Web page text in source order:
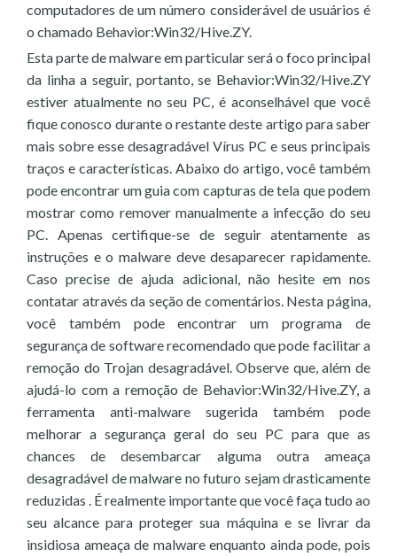
computadores de um número considerável de usuários é
o chamado Behavior:Win32/Hive.ZY.
Esta parte de malware em particular será o foco principal
da linha a seguir, portanto, se Behavior:Win32/Hive.ZY
estiver atualmente no seu PC, é aconselhável que você
fique conosco durante o restante deste artigo para saber
mais sobre esse desagradável Vírus PC e seus principais
traços e características. Abaixo do artigo, você também
pode encontrar um guia com capturas de tela que podem
mostrar como remover manualmente a infecção do seu
PC. Apenas certifique-se de seguir atentamente as
instruções e o malware deve desaparecer rapidamente.
Caso precise de ajuda adicional, não hesite em nos
contatar através da seção de comentários. Nesta página,
você também pode encontrar um programa de
segurança de software recomendado que pode facilitar a
remoção do Trojan desagradável. Observe que, além de
ajudá-lo com a remoção de Behavior:Win32/Hive.ZY, a
ferramenta anti-malware sugerida também pode
melhorar a segurança geral do seu PC para que as
chances de desembarcar alguma outra ameaça
desagradável de malware no futuro sejam drasticamente
reduzidas . É realmente importante que você faça tudo ao
seu alcance para proteger sua máquina e se livrar da
insidiosa ameaça de malware enquanto ainda pode, pois